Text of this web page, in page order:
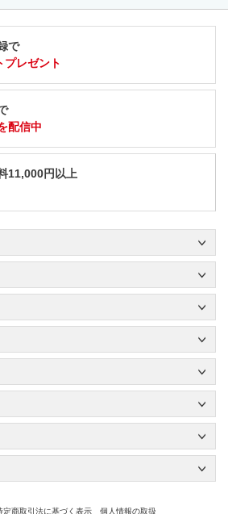
で
プレゼント
配信中
11,000円以上
定商取引法に基づく表示 個人情報の取扱